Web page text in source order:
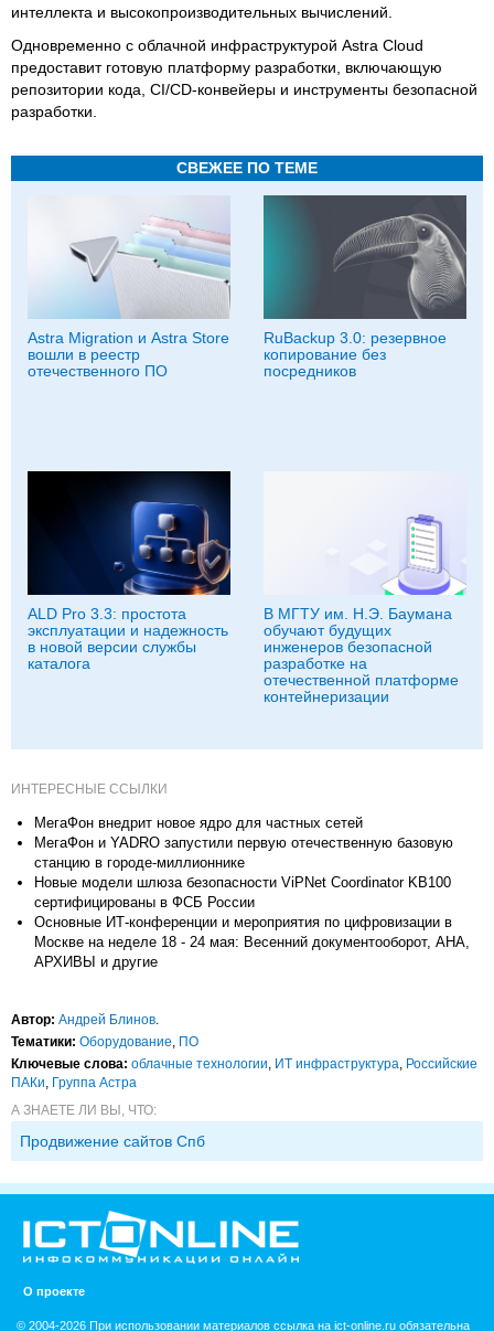
интеллекта и высокопроизводительных вычислений.
Одновременно с облачной инфраструктурой Astra Cloud
предоставит готовую платформу разработки, включающую
репозитории кода, CI/CD-конвейеры и инструменты безопасной
разработки.
СВЕЖЕЕ ПО ТЕМЕ
Astra Migration и Astra Store
вошли в реестр
отечественного ПО
RuBackup 3.0: резервное
копирование без
посредников
ALD Pro 3.3: простота
эксплуатации и надежность
в новой версии службы
каталога
В МГТУ им. Н.Э. Баумана
обучают будущих
инженеров безопасной
разработке на
отечественной платформе
контейнеризации
ИНТЕРЕСНЫЕ ССЫЛКИ
МегаФон внедрит новое ядро для частных сетей
МегаФон и YADRO запустили первую отечественную базовую
станцию в городе-миллионнике
Новые модели шлюза безопасности ViPNet Coordinator KB100
сертифицированы в ФСБ России
Основные ИТ-конференции и мероприятия по цифровизации в
Москве на неделе 18 - 24 мая: Весенний документооборот, АНА,
АРХИВЫ и другие
Автор: Андрей Блинов.
Тематики: Оборудование, ПО
Ключевые слова: облачные технологии, ИТ инфраструктура, Российские
ПАКи, Группа Астра
А ЗНАЕТЕ ЛИ ВЫ, ЧТО:
Продвижение сайтов Спб
О проекте
© 2004-2026 При использовании материалов ссылка на ict-online.ru обязательна